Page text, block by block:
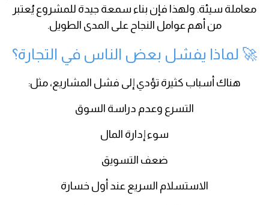
معاملة سيئة. ولهذا فإن بناء سمعة جيدة للمشروع يُعتبر
من أهم عوامل النجاح على المدى الطويل.
🚀 لماذا يفشل بعض الناس في التجارة؟
هناك أسباب كثيرة تؤدي إلى فشل المشاريع، مثل:
التسرع وعدم دراسة السوق
سوء إدارة المال
ضعف التسويق
الاستسلام السريع عند أول خسارة